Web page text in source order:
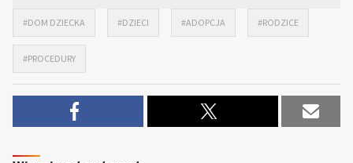
#DOM DZIECKA #DZIECI #ADOPCJA #RODZICE
#PROCEDURY